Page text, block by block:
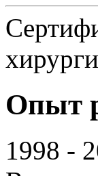
Опыт
1998 -